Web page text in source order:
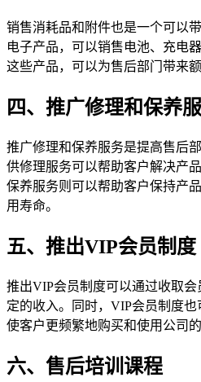
销售消耗品和附件也是一个可以
电子产品，可以销售电池、充电
这些产品，可以为售后部门带来额
四、推广修理和保养
推广修理和保养服务是提高售后
供修理服务可以帮助客户解决产
保养服务则可以帮助客户保持产
用寿命。
五、推出VIP会员制度
推出VIP会员制度可以通过收取
定的收入。同时，VIP会员制度
使客户更频繁地购买和使用公司的
六、售后培训课程